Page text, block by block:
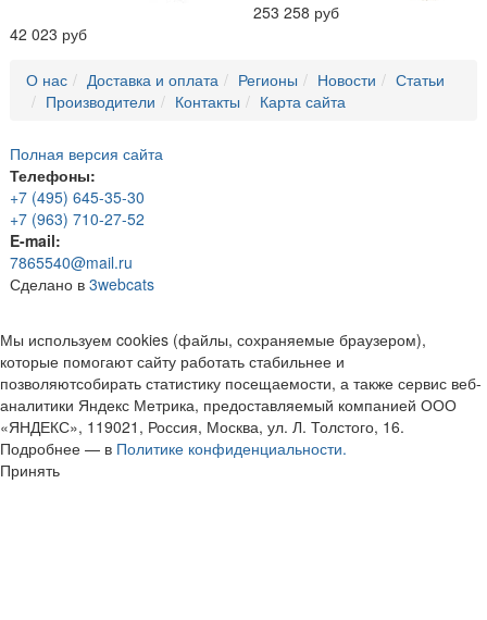
42 023 руб
253 258 руб
О нас Доставка и оплата Регионы Новости
Статьи
Производители
Контакты Карта сайта
Полная версия сайта
Телефоны:
+7 (495) 645-35-30
+7 (963) 710-27-52
E-mail:
7865540@mail.ru
Сделано в 3webcats
Мы используем cookies (файлы, сохраняемые браузером),
которые помогают сайту работать стабильнее и
позволяютсобирать статистику посещаемости, а также сервис веб-
аналитики Яндекс Метрика, предоставляемый компанией ООО
«ЯНДЕКС», 119021, Россия, Москва, ул. Л. Толстого, 16.
Подробнее — в Политике конфиденциальности.
Принять